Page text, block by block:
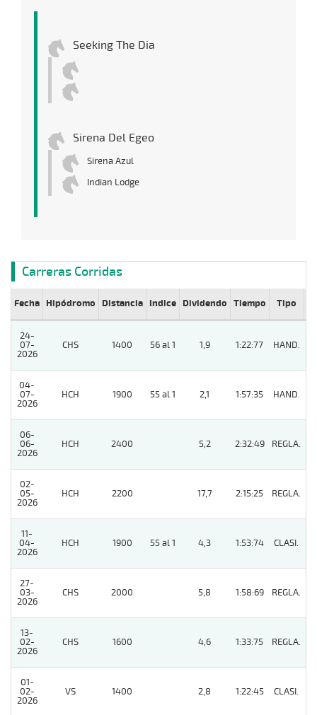
Seeking The Dia
Sirena Del Egeo
Sirena Azul
Indian Lodge
Carreras Corridas
Fecha Hipódromo Distancia Indice Dividendo Tiempo Tipo
24-
07-
2026
CHS 1400 56 al 1 1,9 1:22:77 HAND.
04-
07-
2026
HCH 1900 55 al 1 2,1 1:57:35 HAND.
06-
06-
2026
HCH 2400 5,2 2:32:49 REGLA.
02-
05-
2026
HCH 2200 17,7 2:15:25 REGLA.
11-
04-
2026
HCH 1900 55 al 1 4,3 1:53:74 CLASI.
27-
03-
2026
CHS 2000 5,8 1:58:69 REGLA.
13-
02-
2026
CHS 1600 4,6 1:33:75 REGLA.
01-
02-
2026
VS 1400 2,8 1:22:45 CLASI.